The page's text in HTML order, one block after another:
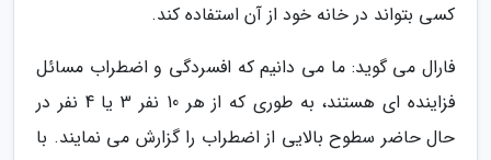
کسی بتواند در خانه خود از آن استفاده کند.
فارال می گوید: ما می دانیم که افسردگی و اضطراب مسائل
فزاینده ای هستند، به طوری که از هر 10 نفر 3 یا 4 نفر در
حال حاضر سطوح بالایی از اضطراب را گزارش می نمایند. با